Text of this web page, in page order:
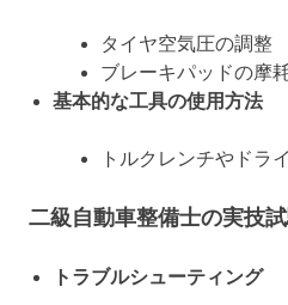
タイヤ空気圧の調整
ブレーキパッドの摩
基本的な工具の使用方法
トルクレンチやドラ
二級自動車整備士の実技
トラブルシューティング